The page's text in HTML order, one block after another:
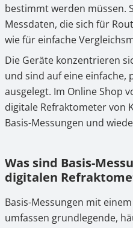
3. Warum digitale
Messungen
Digitale
online kaufen bei
bestimmt werden müssen.
Messdaten, die sich für
wie für einfache
Die Geräte konzentrieren
und sind auf eine einfache,
ausgelegt. Im Online Shop
digitale Refraktometer von
Basis-Messungen und
Was sind Basis-
digitalen
Basis-Messungen mit einem
umfassen grundlegende,